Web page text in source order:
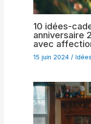
10 idées-
anniversaire
avec
15 juin 2024/